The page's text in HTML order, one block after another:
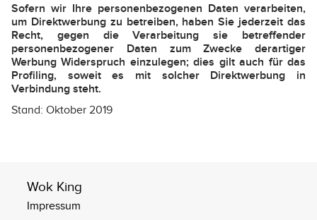
Sofern wir Ihre personenbezogenen Daten verarbeiten,
um Direktwerbung zu betreiben, haben Sie jederzeit das
Recht, gegen die Verarbeitung sie betreffender
personenbezogener Daten zum Zwecke derartiger
Werbung Widerspruch einzulegen; dies gilt auch für das
Profiling, soweit es mit solcher Direktwerbung in
Verbindung steht.
Stand: Oktober 2019
Wok King
Impressum